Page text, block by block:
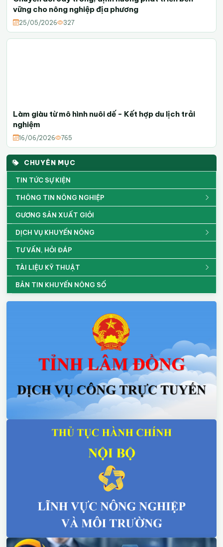
CHUYÊN MỤC
TIN TỨC SỰ KIỆN
THÔNG TIN NÔNG NGHIỆP
GƯƠNG SẢN XUẤT GIỎI
DỊCH VỤ KHUYẾN NÔNG
TƯ VẤN, HỎI ĐÁP
TÀI LIỆU KỸ THUẬT
BẢN TIN KHUYẾN NÔNG SỐ
vững cho nông nghiệp địa phương
25/05/2026 327
Làm giàu từ mô hình nuôi dế - Kết hợp du lịch trải
nghiệm
16/06/2026 765